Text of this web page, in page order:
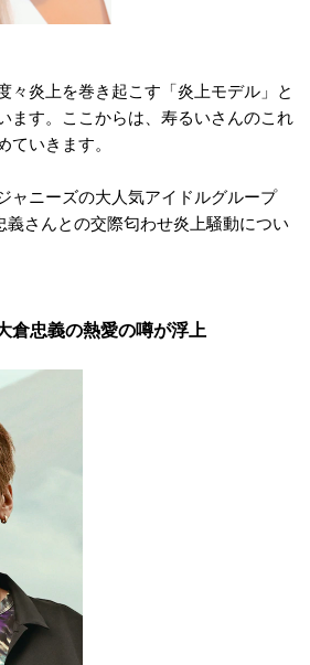
々炎上を巻き起こす「炎上モデル」と
ます。ここからは、寿るいさんのこれ
ていきます。
ャニーズの大人気アイドルグループ
義さんとの交際匂わせ炎上騒動につい
倉忠義の熱愛の噂が浮上